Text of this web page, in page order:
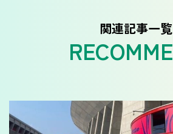
関連記事一覧